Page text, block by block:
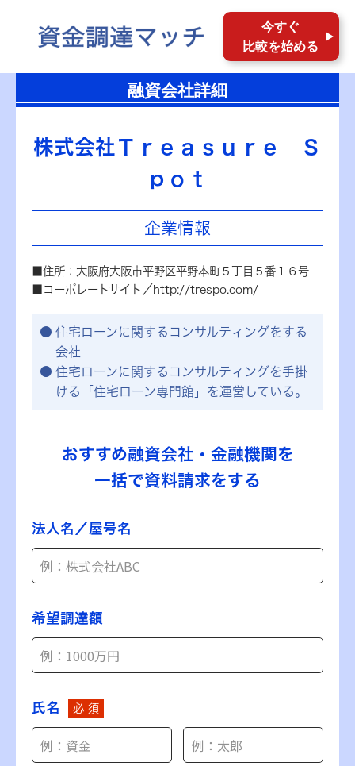
今すぐ
比較を始める
融資会社詳細
株式会社Ｔｒｅａｓｕｒｅ Ｓ
ｐｏｔ
企業情報
■住所：大阪府大阪市平野区平野本町５丁目５番１６号
■コーポレートサイト／http://trespo.com/
住宅ローンに関するコンサルティングをする
会社
住宅ローンに関するコンサルティングを手掛
ける「住宅ローン専門館」を運営している。
おすすめ融資会社・金融機関を
一括で資料請求をする
法人名／屋号名
希望調達額
氏名 必 須